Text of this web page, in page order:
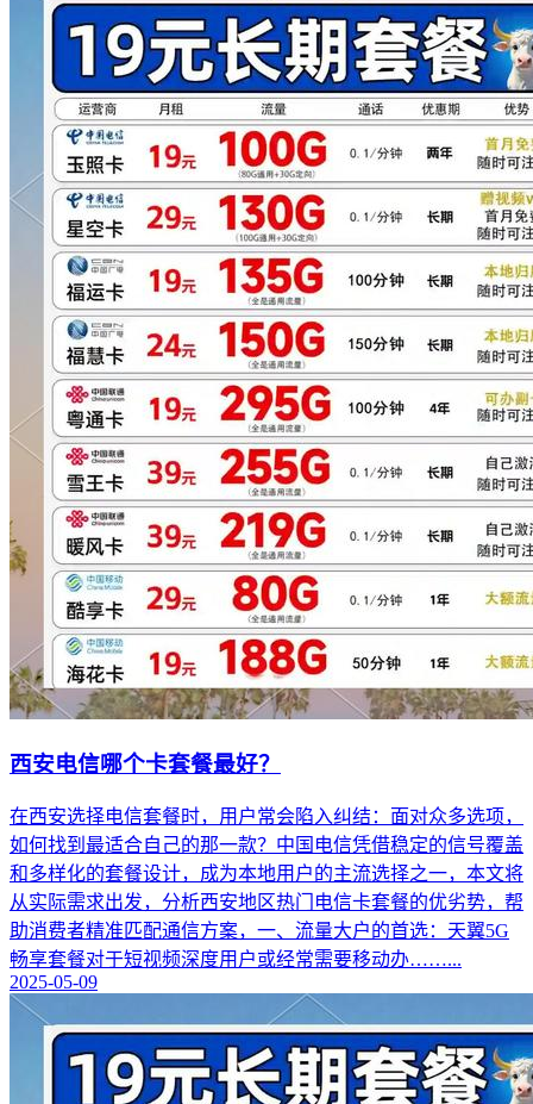
西安电信哪个卡套餐最好？
在西安选择电信套餐时，用户常会陷入纠结：面对众多选项，
如何找到最适合自己的那一款？中国电信凭借稳定的信号覆盖
和多样化的套餐设计，成为本地用户的主流选择之一，本文将
从实际需求出发，分析西安地区热门电信卡套餐的优劣势，帮
助消费者精准匹配通信方案，一、流量大户的首选：天翼5G
畅享套餐对于短视频深度用户或经常需要移动办……...
2025-05-09